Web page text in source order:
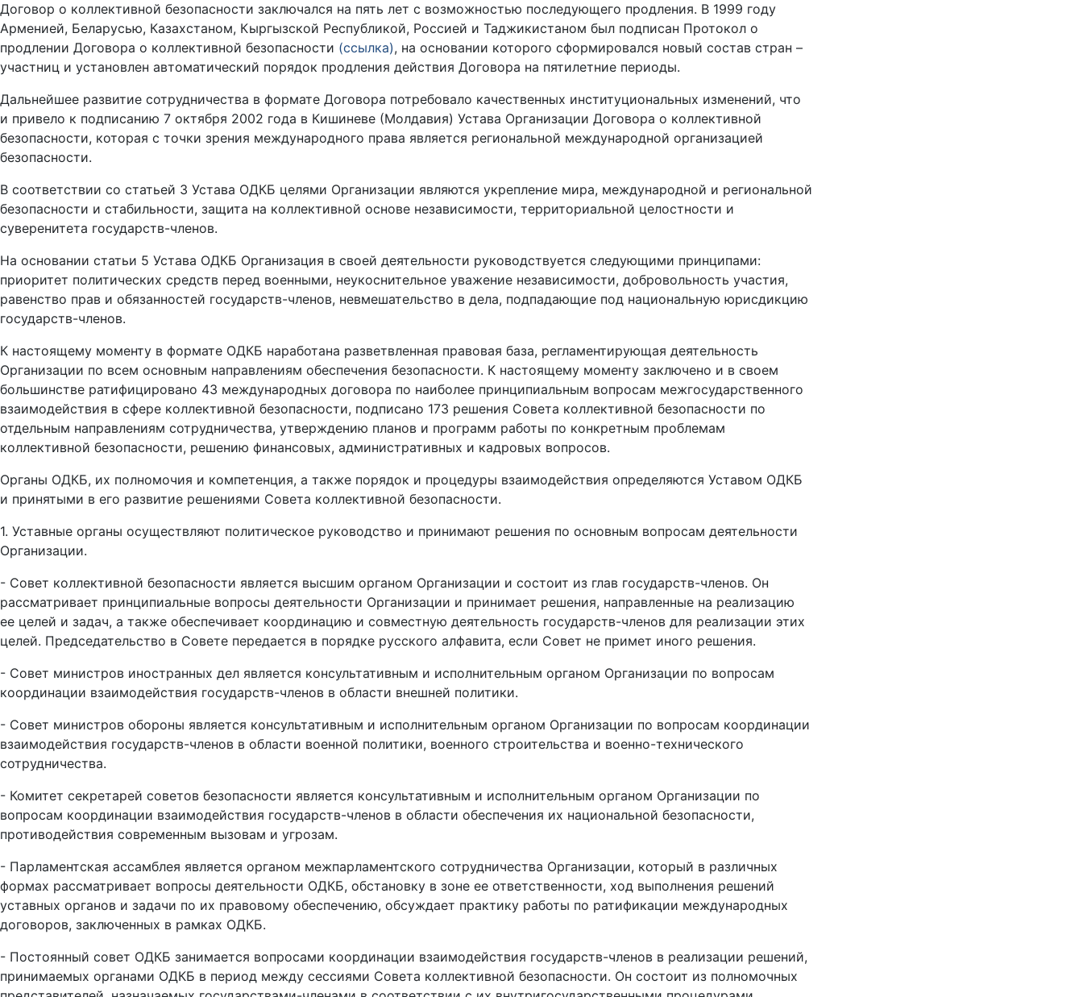
Договор о коллективной безопасности заключался на пять лет с возможностью последующего продления. В 1999 году
Арменией, Беларусью, Казахстаном, Кыргызской Республикой, Россией и Таджикистаном был подписан Протокол о
продлении Договора о коллективной безопасности (ссылка), на основании которого сформировался новый состав стран –
участниц и установлен автоматический порядок продления действия Договора на пятилетние периоды.
Дальнейшее развитие сотрудничества в формате Договора потребовало качественных институциональных изменений, что
и привело к подписанию 7 октября 2002 года в Кишиневе (Молдавия) Устава Организации Договора о коллективной
безопасности, которая с точки зрения международного права является региональной международной организацией
безопасности.
В соответствии со статьей 3 Устава ОДКБ целями Организации являются укрепление мира, международной и региональной
безопасности и стабильности, защита на коллективной основе независимости, территориальной целостности и
суверенитета государств-членов.
На основании статьи 5 Устава ОДКБ Организация в своей деятельности руководствуется следующими принципами:
приоритет политических средств перед военными, неукоснительное уважение независимости, добровольность участия,
равенство прав и обязанностей государств-членов, невмешательство в дела, подпадающие под национальную юрисдикцию
государств-членов.
К настоящему моменту в формате ОДКБ наработана разветвленная правовая база, регламентирующая деятельность
Организации по всем основным направлениям обеспечения безопасности. К настоящему моменту заключено и в своем
большинстве ратифицировано 43 международных договора по наиболее принципиальным вопросам межгосударственного
взаимодействия в сфере коллективной безопасности, подписано 173 решения Совета коллективной безопасности по
отдельным направлениям сотрудничества, утверждению планов и программ работы по конкретным проблемам
коллективной безопасности, решению финансовых, административных и кадровых вопросов.
Органы ОДКБ, их полномочия и компетенция, а также порядок и процедуры взаимодействия определяются Уставом ОДКБ
и принятыми в его развитие решениями Совета коллективной безопасности.
1. Уставные органы осуществляют политическое руководство и принимают решения по основным вопросам деятельности
Организации.
- Совет коллективной безопасности является высшим органом Организации и состоит из глав государств-членов. Он
рассматривает принципиальные вопросы деятельности Организации и принимает решения, направленные на реализацию
ее целей и задач, а также обеспечивает координацию и совместную деятельность государств-членов для реализации этих
целей. Председательство в Совете передается в порядке русского алфавита, если Совет не примет иного решения.
- Совет министров иностранных дел является консультативным и исполнительным органом Организации по вопросам
координации взаимодействия государств-членов в области внешней политики.
- Совет министров обороны является консультативным и исполнительным органом Организации по вопросам координации
взаимодействия государств-членов в области военной политики, военного строительства и военно-технического
сотрудничества.
- Комитет секретарей советов безопасности является консультативным и исполнительным органом Организации по
вопросам координации взаимодействия государств-членов в области обеспечения их национальной безопасности,
противодействия современным вызовам и угрозам.
- Парламентская ассамблея является органом межпарламентского сотрудничества Организации, который в различных
формах рассматривает вопросы деятельности ОДКБ, обстановку в зоне ее ответственности, ход выполнения решений
уставных органов и задачи по их правовому обеспечению, обсуждает практику работы по ратификации международных
договоров, заключенных в рамках ОДКБ.
- Постоянный совет ОДКБ занимается вопросами координации взаимодействия государств-членов в реализации решений,
принимаемых органами ОДКБ в период между сессиями Совета коллективной безопасности. Он состоит из полномочных